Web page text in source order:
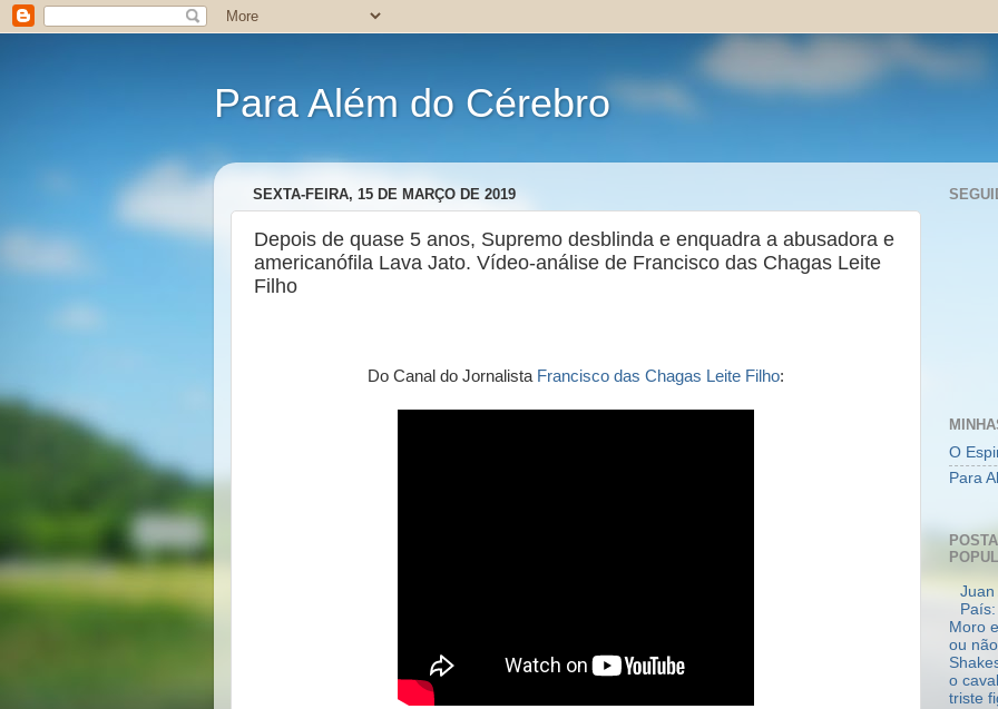
Para Além do Cérebro
SEXTA-FEIRA, 15 DE MARÇO DE 2019
Depois de quase 5 anos, Supremo desblinda e enquadra a abusadora e
americanófila Lava Jato. Vídeo-análise de Francisco das Chagas Leite
Filho
Do Canal do Jornalista Francisco das Chagas Leite Filho:
O
Para
Juan
Moro
ou
o
triste